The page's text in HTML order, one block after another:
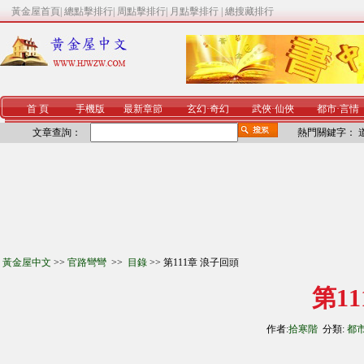
黃金屋首頁 總點擊排行 周點擊排行 月點擊排行 總搜藏排行
首 頁 手機版 最新章節 玄幻·奇幻 武俠·仙俠 都市·言情
文章查詢： 熱門關鍵字：
黃金屋中文 >> 官路彎彎 >> 目錄 >> 第111章 浪子回頭
第
作者:拾寒階 分類: 都